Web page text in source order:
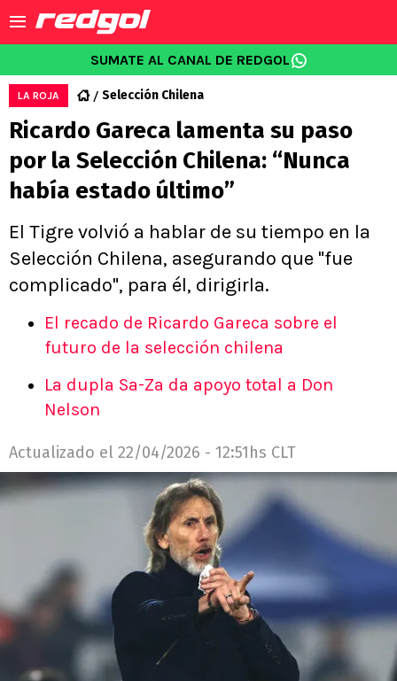
SUMATE AL CANAL DE REDGOL
LA ROJA Selección Chilena
Ricardo Gareca lamenta su paso
por la Selección Chilena: “Nunca
había estado último”
El Tigre volvió a hablar de su tiempo en la
Selección Chilena, asegurando que "fue
complicado", para él, dirigirla.
El recado de Ricardo Gareca sobre el
futuro de la selección chilena
La dupla Sa-Za da apoyo total a Don
Nelson
Actualizado el 22/04/2026 - 12:51hs CLT